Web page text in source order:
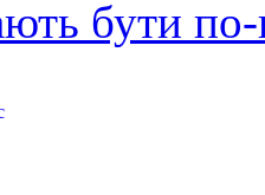
бути по-